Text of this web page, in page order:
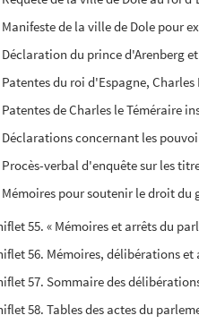
Manifeste de la ville de Dole pour
Déclaration du prince d'Arenberg
Patentes du roi d'Espagne,
Patentes de Charles le Téméraire
Déclarations concernant les
Procès-verbal d'enquête sur les
Mémoires pour soutenir le droit
55. « Mémoires et arrêts du
56. Mémoires, délibérations
57. Sommaire des
58. Tables des actes du